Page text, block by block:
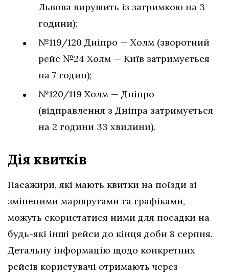
Львова вирушить із затримкою на 3
години);
№119/120 Дніпро — Холм (зворотний
рейс №24 Холм — Київ затримується
на 7 годин);
№120/119 Холм — Дніпро
(відправлення з Дніпра затримується
на 2 години 33 хвилини).
Дія квитків
Пасажири, які мають квитки на поїзди зі
зміненими маршрутами та графіками,
можуть скористатися ними для посадки на
будь-які інші рейси до кінця доби 8 серпня.
Детальну інформацію щодо конкретних
рейсів користувачі отримають через